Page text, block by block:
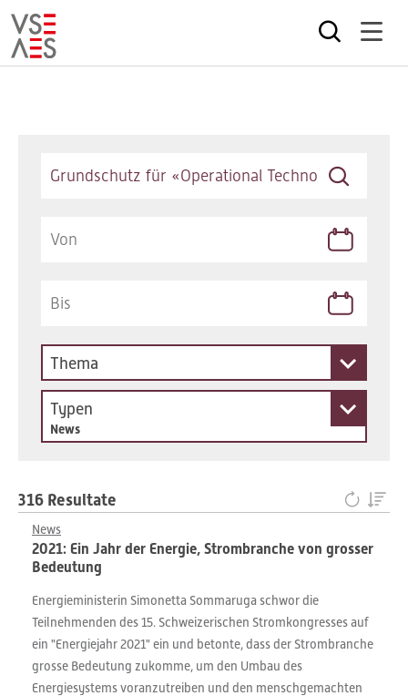
Thema
Typen
News
316 Resultate
News
2021: Ein Jahr der Energie, Strombranche von grosser
Bedeutung
Energieministerin Simonetta Sommaruga schwor die
Teilnehmenden des 15. Schweizerischen Stromkongresses auf
ein "Energiejahr 2021" ein und betonte, dass der Strombranche
grosse Bedeutung zukomme, um den Umbau des
Energiesystems voranzutreiben und den menschgemachten